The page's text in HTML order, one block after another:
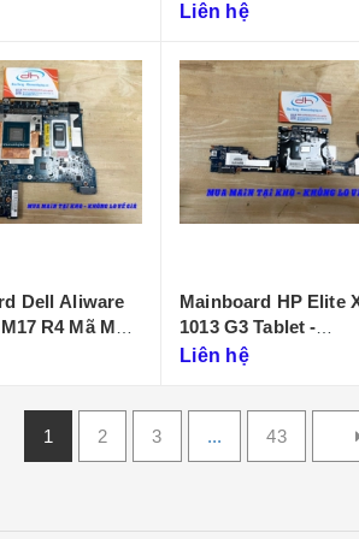
D901
Liên hệ
Dell Aliware
R4 Mã Main
Mainboard HP Elite
1013 G3 Tablet -
DA0D99MBAI0
Liên hệ
1 2 3 ... 43